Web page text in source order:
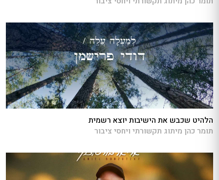
הלהיט שכבש את הישיבות יוצא רשמית
תומר כהן מיתוג תקשורתי ויחסי ציבור